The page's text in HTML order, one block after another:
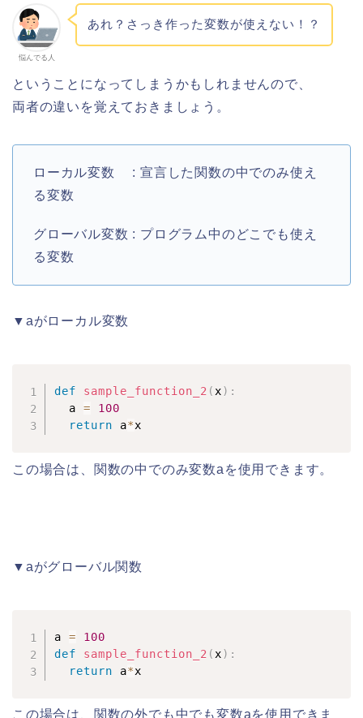
悩んでる人
あれ？さっき作った変数が使えない！？
ということになってしまうかもしれませんので、
両者の違いを覚えておきましょう。
ローカル変数 : 宣言した関数の中でのみ使え
る変数
グローバル変数 : プログラム中のどこでも使え
る変数
▼aがローカル変数
def sample_function_2 ( x) :
  a
=
100
return a*x
この場合は、関数の中でのみ変数aを使用できます。
▼aがグローバル関数
a =
100
def
sample_function_2 ( x) :
return a*x
この場合は、関数の外でも中でも変数aを使用できま